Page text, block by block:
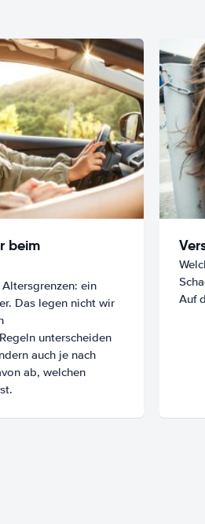
beim
ein
Das legen nicht wir
unterscheiden
auch je nach
ab, welchen
Auf